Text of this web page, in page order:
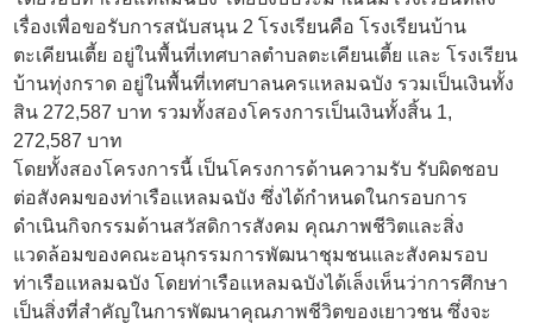
เรื่องเพื่อขอรับการสนับสนุน 2 โรงเรียนคือ โรงเรียนบ้าน
ตะเคียนเตี้ย อยู่ในพื้นที่เทศบาลตำบลตะเคียนเตี้ย และ โรงเรียน
บ้านทุ่งกราด อยู่ในพื้นที่เทศบาลนครแหลมฉบัง รวมเป็นเงินทั้ง
สิน 272,587 บาท รวมทั้งสองโครงการเป็นเงินทั้งสิ้น 1,
272,587 บาท
โดยทั้งสองโครงการนี้ เป็นโครงการด้านความรับ รับผิดชอบ
ต่อสังคมของท่าเรือแหลมฉบัง ซึ่งได้กำหนดในกรอบการ
ดำเนินกิจกรรมด้านสวัสดิการสังคม คุณภาพชีวิตและสิ่ง
แวดล้อมของคณะอนุกรรมการพัฒนาชุมชนและสังคมรอบ
ท่าเรือแหลมฉบัง โดยท่าเรือแหลมฉบังได้เล็งเห็นว่าการศึกษา
เป็นสิ่งที่สำคัญในการพัฒนาคุณภาพชีวิตของเยาวชน ซึ่งจะ